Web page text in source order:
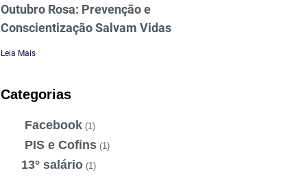
Outubro Rosa: Prevenção e
Conscientização Salvam Vidas
Leia Mais
Categorias
Facebook (1)
PIS e Cofins (1)
13° salário (1)